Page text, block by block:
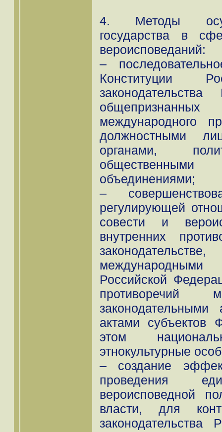
4. Методы
государства в
вероисповеданий:
–
Конституции
международного
должностными
органами,
объединениями;
–
регулирующей
совести и
внутренних
международными
Российской
противоречий
актами субъектов
этом
этнокультурные
– создание
проведения
вероисповедной
власти, для
законодательства